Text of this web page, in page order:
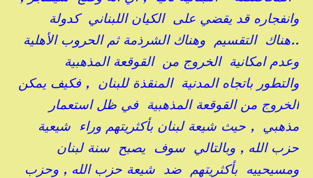
وانفجاره قد يقضي على الكيان اللبناني كدولة
..هناك التقسيم وهناك الشرذمة ثم الحروب الأهلية
وعدم امكانية الخروج من القوقعة المذهبية
والتطور باتجاه المدنية المنقذة للبنان , فكيف يمكن
الخروج من القوقعة المذهبية في ظل استعمار
مذهبي , حيث شيعة لبنان بأكثريتهم وراء شيعية
حزب الله , وبالتالي سوف يصبح سنة لبنان
ومسيحييه بأكثريتهم ضد شيعة حزب الله , وحزب